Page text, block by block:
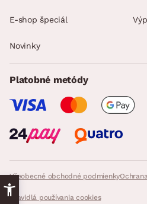
Všeobecné obchodné podmienky
Pravidlá používania cookies
E-shop špeciál
Novinky
Platobné metódy